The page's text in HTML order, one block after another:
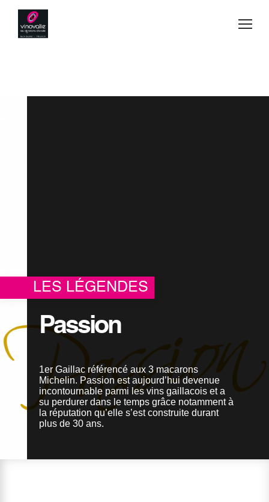
Où nous trouver
LES LÉGENDES
Passion
1er Gaillac référencé aux 3 macarons
Michelin. Passion est aujourd’hui devenue
incontournable parmi les vins gaillacois et a
su perdurer dans le temps grâce notamment à
la réputation qu’elle s’est construite durant
plus de 30 ans.